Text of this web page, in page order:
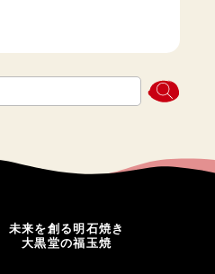
未来を創る明石焼き
大黒堂の福玉焼